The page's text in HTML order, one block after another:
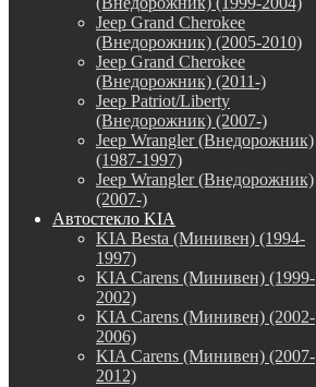
Jeep Grand Cherokee
(Внедорожник) (2005-2010)
Jeep Grand Cherokee
(Внедорожник) (2011-)
Jeep Patriot/Liberty
(Внедорожник) (2007-)
Jeep Wrangler (Внедорожник)
(1987-1997)
Jeep Wrangler (Внедорожник)
(2007-)
Автостекло KIA
KIA Besta (Минивен) (1994-
1997)
KIA Carens (Минивен) (1999-
2002)
KIA Carens (Минивен) (2002-
2006)
KIA Carens (Минивен) (2007-
2012)